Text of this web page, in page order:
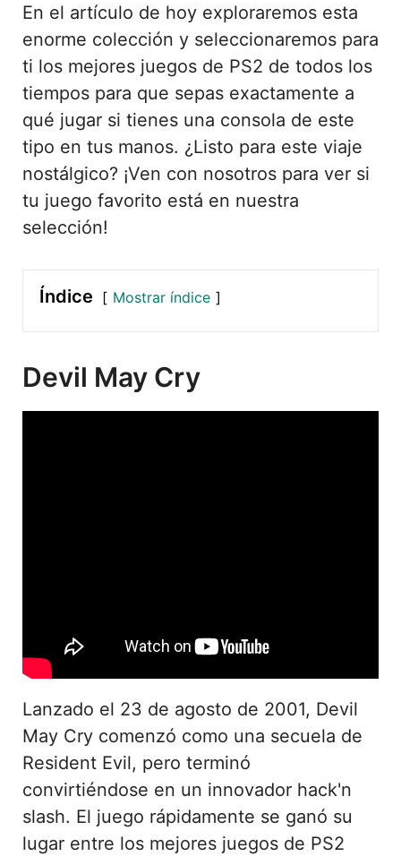
En el artículo de hoy exploraremos esta
enorme colección y seleccionaremos para
ti los mejores juegos de PS2 de todos los
tiempos para que sepas exactamente a
qué jugar si tienes una consola de este
tipo en tus manos. ¿Listo para este viaje
nostálgico? ¡Ven con nosotros para ver si
tu juego favorito está en nuestra
selección!
Índice Mostrar índice
Devil May Cry
Lanzado el 23 de agosto de 2001, Devil
May Cry comenzó como una secuela de
Resident Evil, pero terminó
convirtiéndose en un innovador hack'n
slash. El juego rápidamente se ganó su
lugar entre los mejores juegos de PS2